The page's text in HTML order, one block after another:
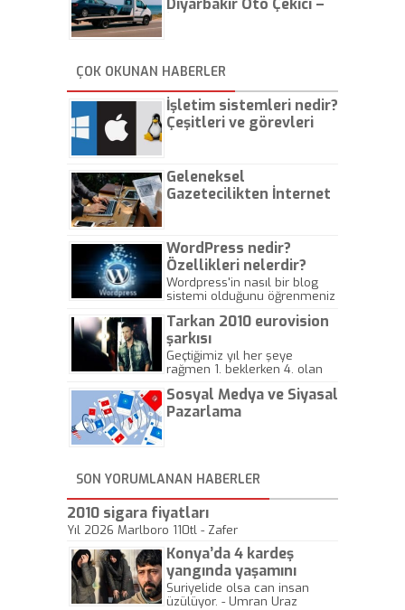
Diyarbakır Oto Çekici –
ÇOK OKUNAN HABERLER
İşletim sistemleri nedir?
Çeşitleri ve görevleri
Geleneksel
Gazetecilikten İnternet
WordPress nedir?
Özellikleri nelerdir?
Wordpress'in nasıl bir blog
sistemi olduğunu öğrenmeniz
Tarkan 2010 eurovision
şarkısı
Geçtiğimiz yıl her şeye
rağmen 1. beklerken 4. olan
gösterisinin bu yarışmada
önemli olmadığını anlamıştır.
Sosyal Medya ve Siyasal
Pazarlama
SON YORUMLANAN HABERLER
2010 sigara fiyatları
Yıl 2026 Marlboro 110tl - Zafer
Konya’da 4 kardeş
yangında yaşamını
yitirdi
Suriyelide olsa can insan
üzülüyor. - Umran Uraz